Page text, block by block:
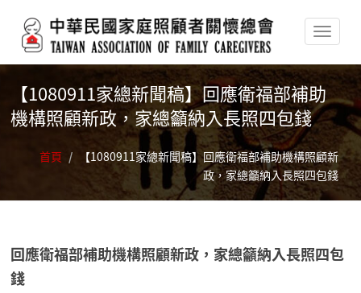
【1080911家總新聞稿】回應衛福部補助
機構照顧新政，家總籲納入長照四包錢
首頁 /
【1080911家總新聞稿】回應衛福部補助機構照顧新
政，家總籲納入長照四包錢
回應衛福部補助機構照顧新政，家總籲納入長照四包
錢